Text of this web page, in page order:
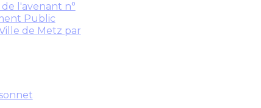
l'avenant n°
Public
de Metz par